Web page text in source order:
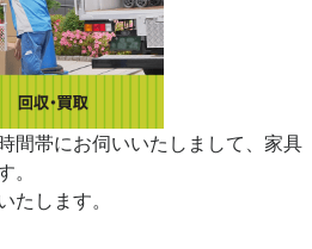
間帯にお伺いいたしまして、家具
。
たします。